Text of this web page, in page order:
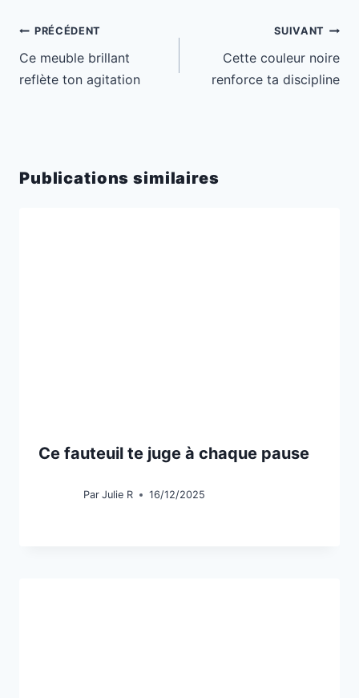
Navigation
de
l’article
PRÉCÉDENT
Ce meuble brillant
reflète ton agitation
SUIVANT
Cette couleur noire
renforce ta discipline
Publications similaires
Ce fauteuil te juge à chaque pause
Par Julie R 16/12/2025